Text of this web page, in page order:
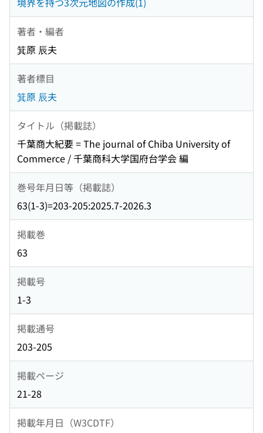
著者・編者
箕原 辰夫
著者標目
箕原 辰夫
タイトル（掲載誌）
千葉商大紀要 = The journal of Chiba University of
Commerce / 千葉商科大学国府台学会 編
巻号年月日等（掲載誌）
63(1-3)=203-205:2025.7-2026.3
掲載巻
63
掲載号
1-3
掲載通号
203-205
掲載ページ
21-28
掲載年月日（W3CDTF）